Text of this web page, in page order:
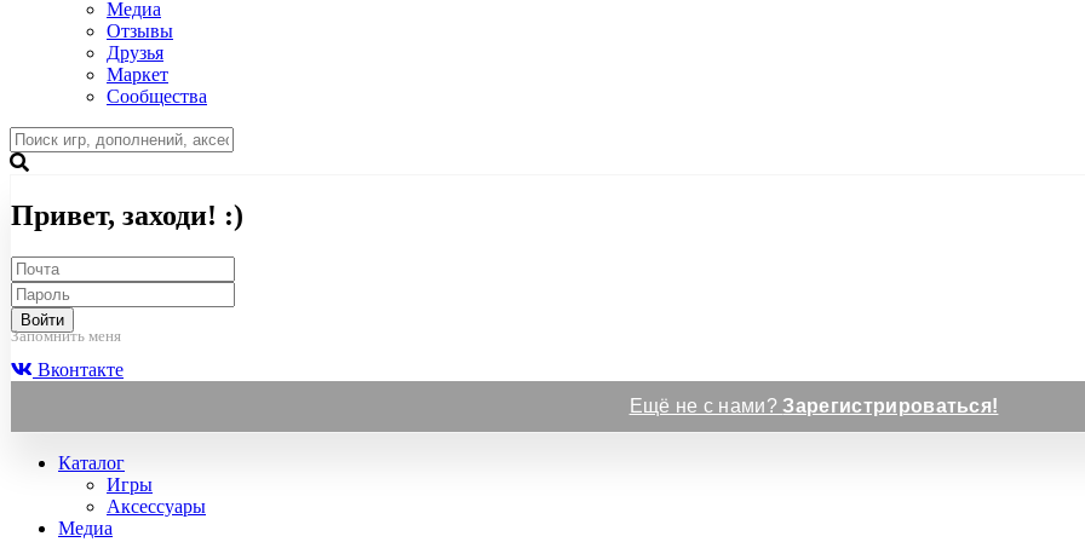
Медиа
Отзывы
Друзья
Маркет
Сообщества
Привет, заходи! :)
Войти
Запомнить меня
Вконтакте
Ещё не с нами?Зарегистрироваться!
Каталог
Игры
Аксессуары
Медиа